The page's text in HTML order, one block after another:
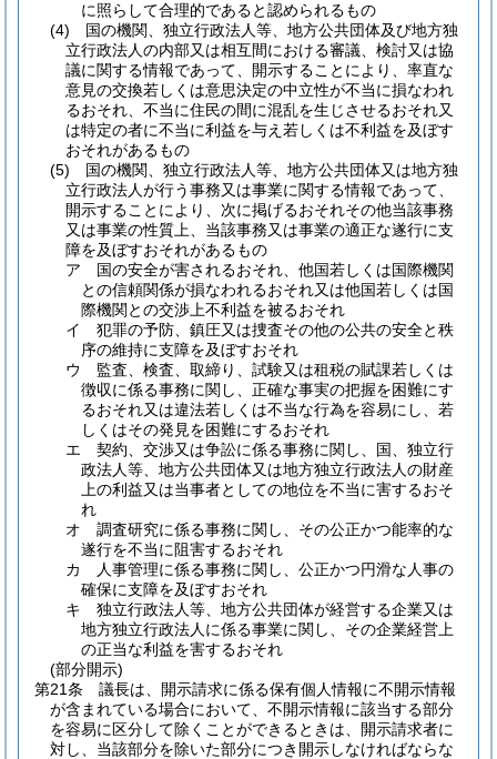
に照らして合理的であると認められるもの
(4)
国の機関、独立行政法人等、地方公共団体及び地方独
立行政法人の内部又は相互間における審議、検討又は協
議に関する情報であって、開示することにより、率直な
意見の交換若しくは意思決定の中立性が不当に損なわれ
るおそれ、不当に住民の間に混乱を生じさせるおそれ又
は特定の者に不当に利益を与え若しくは不利益を及ぼす
おそれがあるもの
(5)
国の機関、独立行政法人等、地方公共団体又は地方独
立行政法人が行う事務又は事業に関する情報であって、
開示することにより、次に掲げるおそれその他当該事務
又は事業の性質上、当該事務又は事業の適正な遂行に支
障を及ぼすおそれがあるもの
ア
国の安全が害されるおそれ、他国若しくは国際機関
との信頼関係が損なわれるおそれ又は他国若しくは国
際機関との交渉上不利益を被るおそれ
イ
犯罪の予防、鎮圧又は捜査その他の公共の安全と秩
序の維持に支障を及ぼすおそれ
ウ
監査、検査、取締り、試験又は租税の賦課若しくは
徴収に係る事務に関し、正確な事実の把握を困難にす
るおそれ又は違法若しくは不当な行為を容易にし、若
しくはその発見を困難にするおそれ
エ
契約、交渉又は争訟に係る事務に関し、国、独立行
政法人等、地方公共団体又は地方独立行政法人の財産
上の利益又は当事者としての地位を不当に害するおそ
れ
オ
調査研究に係る事務に関し、その公正かつ能率的な
遂行を不当に阻害するおそれ
カ
人事管理に係る事務に関し、公正かつ円滑な人事の
確保に支障を及ぼすおそれ
キ
独立行政法人等、地方公共団体が経営する企業又は
地方独立行政法人に係る事業に関し、その企業経営上
の正当な利益を害するおそれ
(部分開示)
第21条
議長は、開示請求に係る保有個人情報に不開示情報
が含まれている場合において、不開示情報に該当する部分
を容易に区分して除くことができるときは、開示請求者に
対し、当該部分を除いた部分につき開示しなければならな